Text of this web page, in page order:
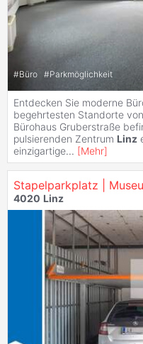
#Büro #Parkmöglichkeit
Entdecken Sie moderne
begehrtesten Standorte von
Bürohaus Gruberstraße
pulsierenden Zentrum Linz
einzigartige... [Mehr]
Stapelparkplatz |
4020 Linz